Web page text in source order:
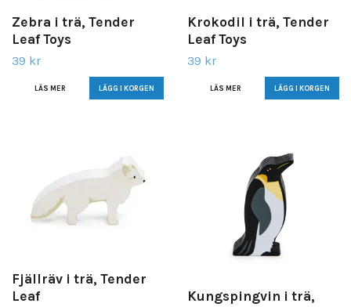
Zebra i trä, Tender
Leaf Toys
39 kr
LÄS MER
Krokodil i trä, Tender
Leaf Toys
39 kr
LÄS MER
Fjällräv i trä, Tender
Leaf
Kungspingvin i trä,